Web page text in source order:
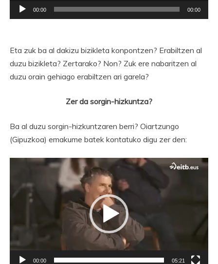
Soinu
erreproduzigailua
00:00 00:00
Eta zuk ba al dakizu bizikleta konpontzen? Erabiltzen al
duzu bizikleta? Zertarako? Non? Zuk ere nabaritzen al
duzu orain gehiago erabiltzen ari garela?
Zer da sorgin-hizkuntza?
Ba al duzu sorgin-hizkuntzaren berri? Oiartzungo
(Gipuzkoa) emakume batek kontatuko digu zer den:
erreproduzigailua
00:00 05:21